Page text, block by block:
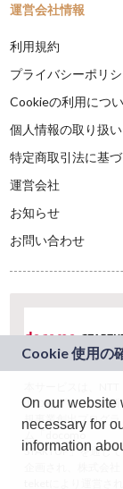
運営会社情報
利用規約
プライバシーポリ
Cookieの利用につ
個人情報の取り扱
特定商取引法に基
運営会社
お知らせ
お問い合わせ
ドコモグループの新
規事業創出プログラ
ム「docomo
STARTUP」を通じて
On our website
necessary for
information